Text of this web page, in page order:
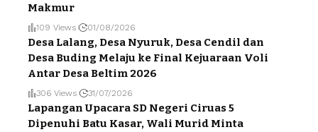
Makmur
109 Views 01/08/2026
Desa Lalang, Desa Nyuruk, Desa Cendil dan
Desa Buding Melaju ke Final Kejuaraan Voli
Antar Desa Beltim 2026
306 Views 31/07/2026
Lapangan Upacara SD Negeri Ciruas 5
Dipenuhi Batu Kasar, Wali Murid Minta